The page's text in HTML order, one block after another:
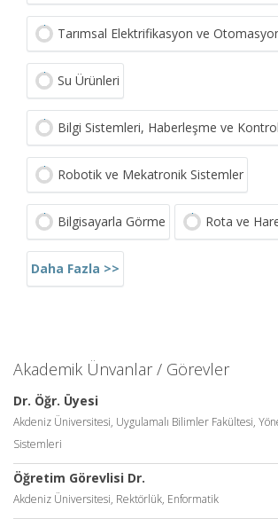
Tarımsal Elektrifikasyon ve
Su Ürünleri
Bilgi Sistemleri, Haberleşme ve
Robotik ve Mekatronik Sistemler
Bilgisayarla Görme Rota ve
Daha Fazla >>
Akademik Ünvanlar / Görevler
Dr. Öğr. Üyesi
Akdeniz Üniversitesi, Uygulamalı Bilimler Fakültesi,
Sistemleri
Öğretim Görevlisi Dr.
Akdeniz Üniversitesi, Rektörlük, Enformatik